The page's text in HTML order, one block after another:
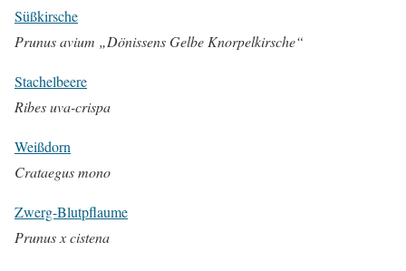
Süßkirsche
Prunus avium „Dönissens Gelbe Knorpelkirsche“
Stachelbeere
Ribes uva-crispa
Weißdorn
Crataegus mono
Zwerg-Blutpflaume
Prunus x cistena